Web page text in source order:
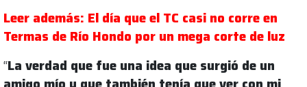
Leer además: El día que el TC casi no corre en
Termas de Río Hondo por un mega corte de luz
“La verdad que fue una idea que surgió de un